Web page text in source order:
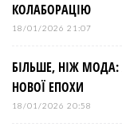
КОЛАБОРАЦІЮ
18/01/2026 21:07
БІЛЬШЕ, НІЖ МОДА:
НОВОЇ ЕПОХИ
18/01/2026 20:58